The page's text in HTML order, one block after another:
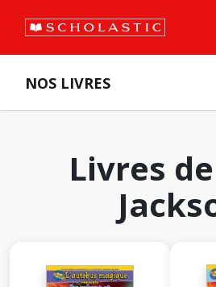
NOS LIVRES
Livres